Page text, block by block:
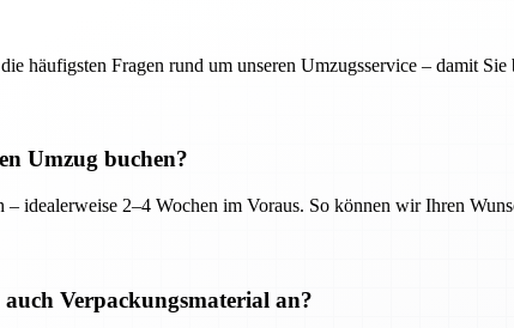
häufigsten Fragen rund um unseren Umzugsservice – damit Sie
Umzug buchen?
idealerweise 2–4 Wochen im Voraus. So können wir Ihren
Verpackungsmaterial an?